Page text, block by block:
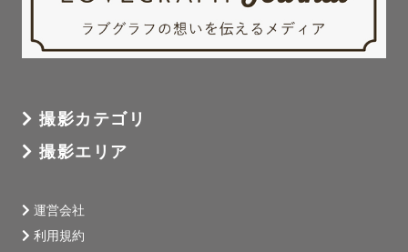
撮影カテゴリ
撮影エリア
運営会社
利用規約